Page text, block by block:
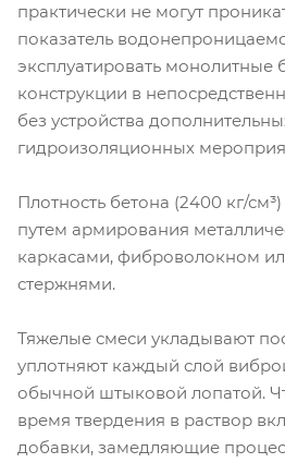
практически не могут
показатель
эксплуатировать монолитные
конструкции в
без устройства
гидроизоляционных
Плотность бетона (2400 кг/
путем армирования
каркасами, фиброволокном
стержнями.
Тяжелые смеси укладывают
уплотняют каждый слой
обычной штыковой лопатой.
время твердения в раствор
добавки, замедляющие